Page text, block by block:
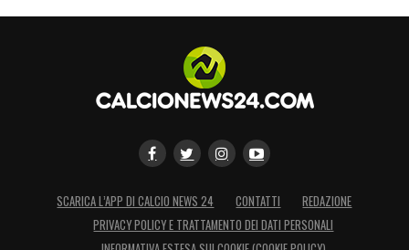
SCARICA L’APP DI CALCIO NEWS 24 CONTATTI
REDAZIONE
PRIVACY POLICY E TRATTAMENTO DEI DATI PERSONALI